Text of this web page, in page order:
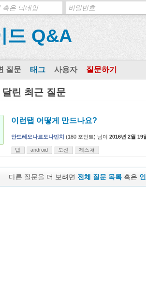
드 Q&A
질문 태그 사용자 질문하기
린 최근 질문
이런탭 어떻게 만드나요?
안드레오나르도나빈치 (180 포인트) 님이 2016년 2월 19
탭 android 모션 제스쳐
다른 질문을 더 보려면 전체 질문 목록 혹은